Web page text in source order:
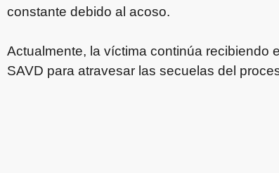
constante debido al acoso.
Actualmente, la víctima continúa recibiendo
SAVD para atravesar las secuelas del